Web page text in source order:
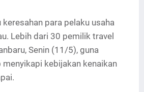
para pelaku usaha
Lebih dari 30 pemilik travel
Senin (11/5), guna
kebijakan kenaikan